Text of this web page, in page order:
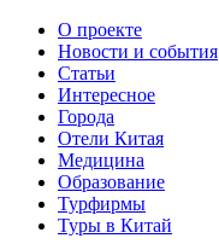
О проекте
Новости и события
Статьи
Интересное
Города
Отели Китая
Медицина
Образование
Турфирмы
Туры в Китай